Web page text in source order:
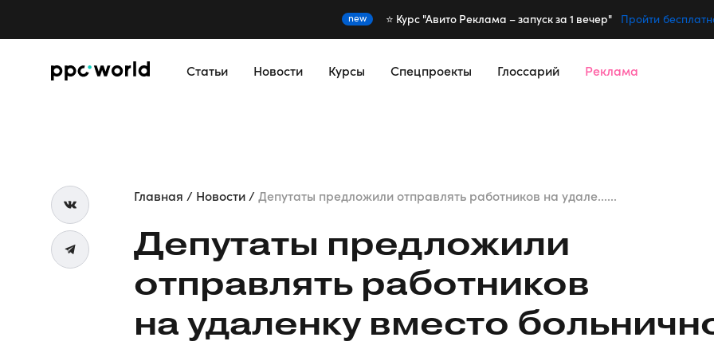
new ⭐️ Курс "Авито Реклама – запуск за 1 вечер" Пройти
Статьи Новости Курсы Спецпроекты Глоссарий Реклама
Главная Новости Депутаты предложили отправлять работников на удале......
Депутаты предложили
отправлять работников
на удаленку вместо